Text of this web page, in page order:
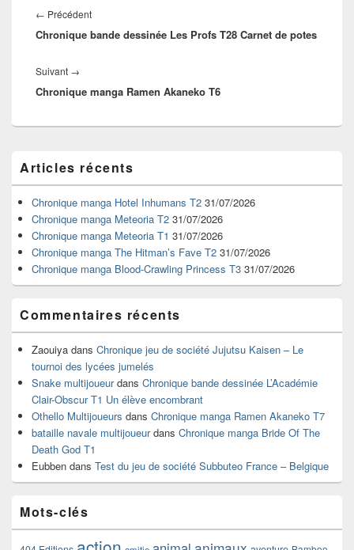
de
l’article
← PrécédentArticle
précédent :
Chronique bande dessinée Les Profs T28 Carnet de potes
Suivant →
suivant :
Chronique manga Ramen Akaneko T6
principale
de
widget
pour
barre
latérale
Articles récents
Chronique manga Hotel Inhumans T2 31/07/2026
Chronique manga Meteoria T2 31/07/2026
Chronique manga Meteoria T1 31/07/2026
Chronique manga The Hitman’s Fave T2 31/07/2026
Chronique manga Blood-Crawling Princess T3 31/07/2026
Commentaires récents
Zaouiya dans Chronique jeu de société Jujutsu Kaisen – Le
tournoi des lycées jumelés
Snake multijoueurdans Chronique bande dessinée L’Académie
Clair-Obscur T1 Un élève encombrant
Othello Multijoueurs dans Chronique manga Ramen Akaneko T7
bataille navale multijoueurdans Chronique manga Bride Of The
Death God T1
Eubben dans Test du jeu de société Subbuteo France – Belgique
Mots-clés